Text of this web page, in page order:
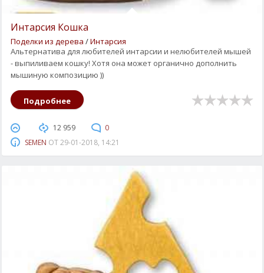
Интарсия Кошка
Поделки из дерева /Интарсия
Альтернатива для любителей интарсии и нелюбителей мышей
- выпиливаем кошку! Хотя она может органично дополнить
мышиную композицию ))
Подробнее
12 959
0
SEMEN ОТ29-01-2018, 14:21